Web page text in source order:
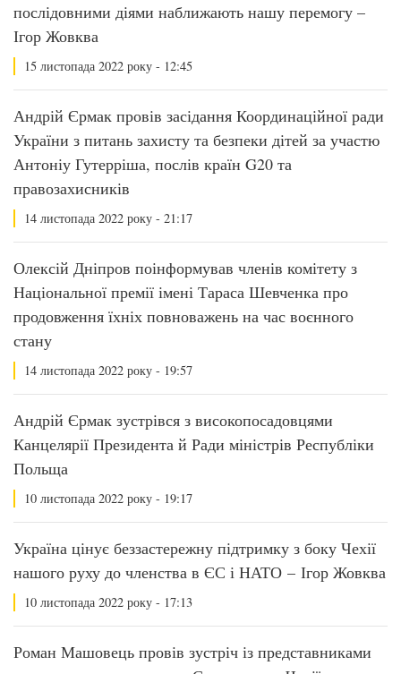
послідовними діями наближають нашу перемогу –
Ігор Жовква
15 листопада 2022 року - 12:45
Андрій Єрмак провів засідання Координаційної ради
України з питань захисту та безпеки дітей за участю
Антоніу Гутерріша, послів країн G20 та
правозахисників
14 листопада 2022 року - 21:17
Олексій Дніпров поінформував членів комітету з
Національної премії імені Тараса Шевченка про
продовження їхніх повноважень на час воєнного
стану
14 листопада 2022 року - 19:57
Андрій Єрмак зустрівся з високопосадовцями
Канцелярії Президента й Ради міністрів Республіки
Польща
10 листопада 2022 року - 19:17
Україна цінує беззастережну підтримку з боку Чехії
нашого руху до членства в ЄС і НАТО – Ігор Жовква
10 листопада 2022 року - 17:13
Роман Машовець провів зустріч із представниками